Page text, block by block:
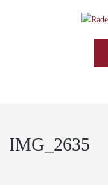
IMG_2635